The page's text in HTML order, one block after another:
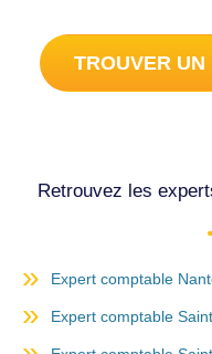
TROUVER
Retrouvez les
Expert comptable
Expert comptable